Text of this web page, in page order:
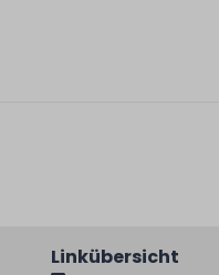
Linkübersicht